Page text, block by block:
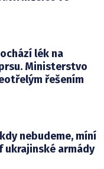
lék na
Ministerstvo
řešením
nebudeme, míní
ukrajinské armády